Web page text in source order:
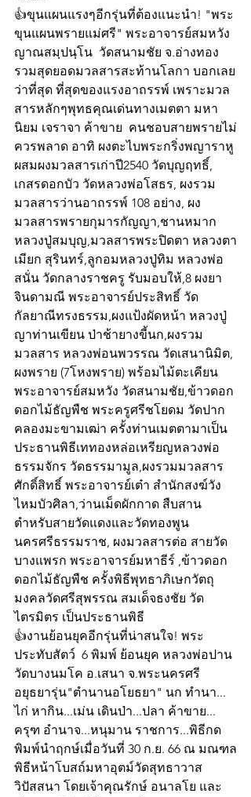
👍ขุนแผนแรงๆอีกรุ่นที่ต้องแนะนำ! "พระ
ขุนแผนพรายแม่ศรี" พระอาจารย์สมหวัง
ญาณสมฺปนฺโน  วัดสนามชัย จ.อ่างทอง
รวมสุดยอดมวลสารสะท้านโลกา บอกเลย
ว่าที่สุด ที่สุดของแรงอาถรรพ์ เพราะมวล
สารหลักๆพุทธคุณเด่นทางเมตตา มหา
นิยม เจราจา ค้าขาย  คนชอบสายพรายไม่
ควรพลาด อาทิ ผงตะไบพระกริ่งพญาราหู
ผสมผงมวลสารเก่าปี2540 วัดบุญฤทธิ์,
เกสรดอกบัว วัดหลวงพ่อโสธร, ผงรวม
มวลสารว่านอาถรรพ์ 108 อย่าง, ผง
มวลสารพรายกุมารกัญญา,ชานหมาก
หลวงปู่สมบุญ,มวลสารพระปิดตา หลวงตา
เมียก สุรินทร์,ลูกอมหลวงปู่ทิม หลวงพ่อ
สนั่น วัดกลางราชครู รับมอบให้,8 ผงยา
จินดามณี พระอาจารย์ประสิทธิ์ วัด
กัลยาณีทรงธรรม,ผงแป้งผัดหน้า หลวงปู่
ญาท่านเขียน ป่าช้ายางขี้นก,ผงรวม
มวลสาร หลวงพ่อนพวรรณ วัดเสนานิมิต,
ผงพราย (7โหงพราย) พร้อมไม้ตะเคียน
พระอาจารย์สมหวัง วัดสนามชัย,ข้าวดอก
ดอกไม้ธัญพืช พระครูศรีชโยดม วัดปาก
คลองมะขามเฒ่า ครั้งท่านเมตตามาเป็น
ประธานพิธีเททองหล่อเหรียญหลวงพ่อ
ธรรมจักร วัดธรรมามูล,ผงรวมมวลสาร
ศักดิ์สิทธิ์ พระอาจารย์เต๋า สำนักสงฆ์วัง
ไหมบัวศิลา,ว่านเม็ดผักกาด สืบสาน
ตำหรับสายวัดแดงและวัดทองพูน
นครศรีธรรมราช, ผงมวลสารต่อ สายวัด
บางแพรก พระอาจารย์มหาธีร์ ,ข้าวดอก
ดอกไม้ธัญพืช ครั้งพิธีพุทธาภิเษกวัตถุ
มงคลวัดศรีสุพรรณ สมเด็จธงชัย วัด
ไตรมิตร เป็นประธานพิธี
👍งานย้อนยุคอีกรุ่นที่น่าสนใจ! พระ
ประทับสัตว์  6 พิมพ์ ย้อนยุค หลวงพ่อปาน
วัดบางนมโค อ.เสนา จ.พระนครศรี
อยุธยารุ่น"ตำนานอโยธยา" นก ทำนา...
ไก่ หากิน...เม่น เดินป่า...ปลา ค้าขาย...
ครุฑ อำนาจ...หนุมาน ราชการ...พิธีกด
พิมพ์นำฤกษ์เมื่อวันที่ 30 ก.ย. 66 ณ มณฑล
พิธีหน้าโบสถ์มหาอุตม์วัดสุทธาวาส
วิปัสสนา โดยเจ้าคุณรักษ์ อนาลโย และ